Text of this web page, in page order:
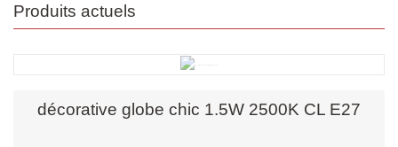
Produits actuels
décorative globe chic 1.5W 2500K CL E27